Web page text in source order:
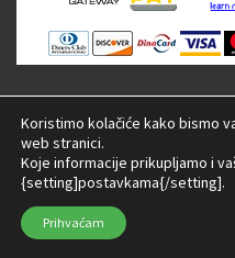
PRIJAVA
© 2026 LED rasvjeta
Koristimo kolačiće kako bismo
web stranici.
Koje informacije prikupljamo i
{setting]postavkama{/setting].
Prihvaćam